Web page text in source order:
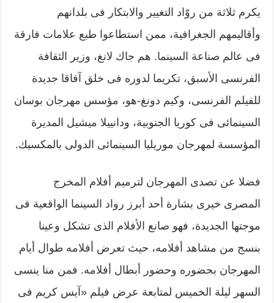
يكرم ثلاثة من روّاد التغيير والابتكار فى بلدانهم
وأقاليمهم الجغرافية، ممن استطاعوا طبع علامات فارقة
فى عالم صناعة السينما. هم جاك لانغ، وزير الثقافة
الفرنسى الأسبق، تكريما لدوره فى خلق آفاقا جديدة
للفيلم الفرنسى، وكيم دونغ-هو، مؤسس مهرجان بوسان
السينمائى فى كوريا الجنوبية، ودانييلا ميشيل المديرة
المؤسسة لمهرجان موريليا السينمائى الدولى بالمكسيك.
فضلا عن تصدى المهرجان لترميم أفلام المخرج
المصرى خيرى بشارة أحد أبرز رواد السينما الواقعية فى
موجتها الجديدة، فهو صانع الأفلام الذى تشكل وعينا
بنسج من مشاهد أفلامه، حيث تعرض أفلامه طوال أيام
المهرجان بحضوره وحضور أبطال أفلامه. فمن منا ينسى
السهر ليلة الخميس لمتابعة عرض فيلم «آيس كريم فى